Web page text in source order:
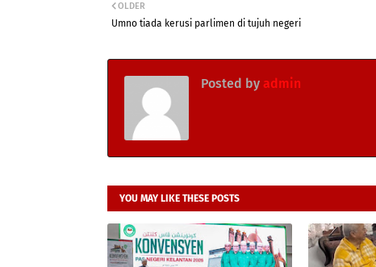
OLDER
Umno tiada kerusi parlimen di tujuh negeri
Posted by admin
YOU MAY LIKE THESE POSTS